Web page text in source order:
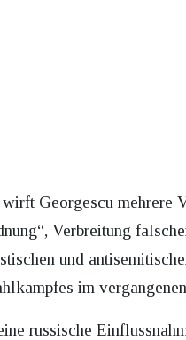
Georgescu mehrere
Verbreitung
und
im
russische